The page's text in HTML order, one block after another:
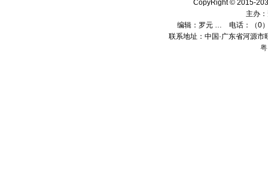
CopyRight © 2015-
主办：
编辑： 罗元 … 电话：（0
联系地址：中国·广东省河源